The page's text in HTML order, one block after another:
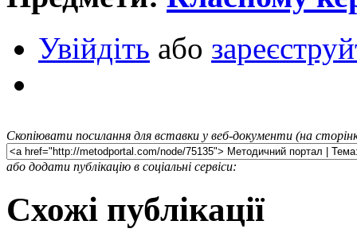
Увійдіть або
Скопіювати посилання для вставки у веб-документи (на
або додати публікацію в соціальні сервіси:
Схожі публікації